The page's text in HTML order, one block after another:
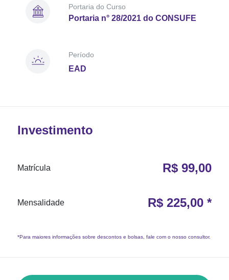
Portaria do Curso
Portaria n° 28/2021 do CONSUFE
Período
EAD
Investimento
Matrícula R$ 99,00
Mensalidade R$ 225,00 *
*Para maiores informações sobre descontos e bolsas, fale com o nosso consultor.